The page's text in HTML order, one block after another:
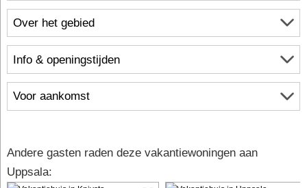
Over het gebied
Info & openingstijden
Voor aankomst
Andere gasten raden deze vakantiewoningen aan
Uppsala: